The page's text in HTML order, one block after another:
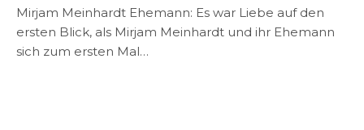
Mirjam Meinhardt Ehemann: Es war Liebe auf den
ersten Blick, als Mirjam Meinhardt und ihr Ehemann
sich zum ersten Mal…